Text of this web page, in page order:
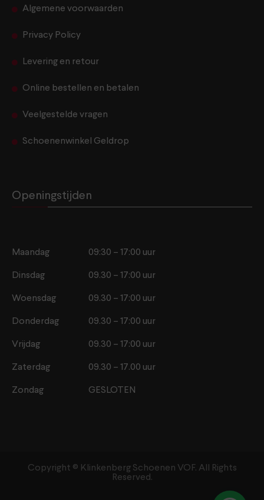
Algemene voorwaarden
Privacy Policy
Levering en retour
Online bestellen en betalen
Veelgestelde vragen
Schoenenwinkel Geldrop
Openingstijden
Maandag 09:30 – 17:00 uur
Dinsdag 09.30 – 17:00 uur
Woensdag 09.30 – 17:00 uur
Donderdag 09.30 – 17:00 uur
Vrijdag 09.30 – 17:00 uur
Zaterdag 09.30 – 17.00 uur
Zondag GESLOTEN
Copyright ©️ Klinkenberg Schoenen VOF. All Rights
Reserved.